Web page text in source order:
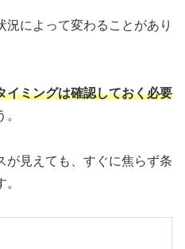
によって変わることがあり
イミングは確認しておく必要
が見えても、すぐに焦らず条